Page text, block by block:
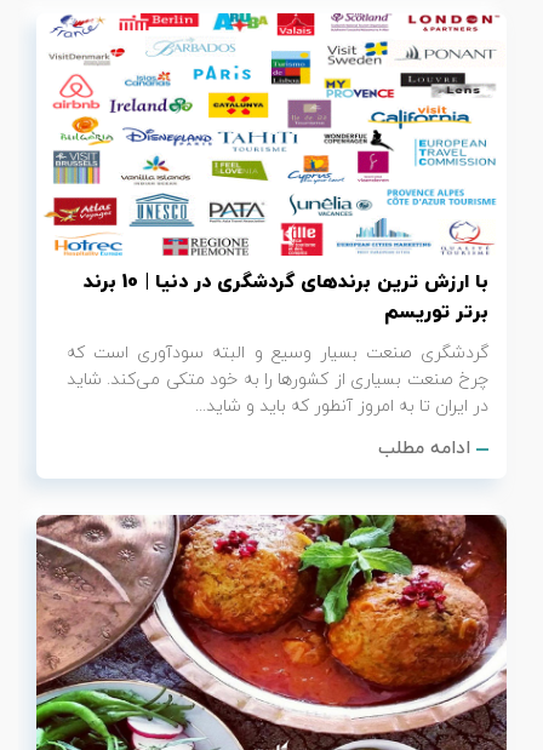
با ارزش ‌ترین برندهای گردشگری در دنیا | 10 برند
برتر توریسم
گردشگری صنعت بسیار وسیع و البته سودآوری است که
چرخ صنعت بسیاری از کشورها را به خود متکی می‌کند. شاید
در ایران تا به امروز آنطور که باید و شاید...
ادامه مطلب